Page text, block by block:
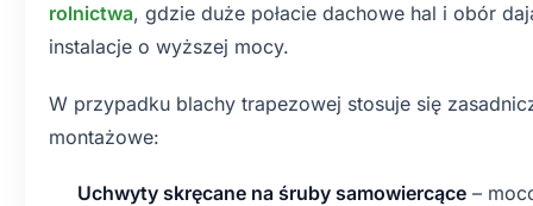
rolnictwa, gdzie duże połacie dachowe hal i obór
instalacje o wyższej mocy.
W przypadku blachy trapezowej stosuje się
montażowe:
Uchwyty skręcane na śruby samowiercące –